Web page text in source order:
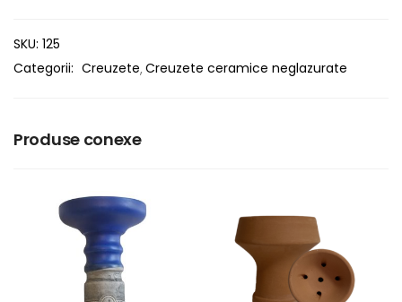
SKU: 125
Categorii: Creuzete Creuzete ceramice neglazurate
Produse conexe